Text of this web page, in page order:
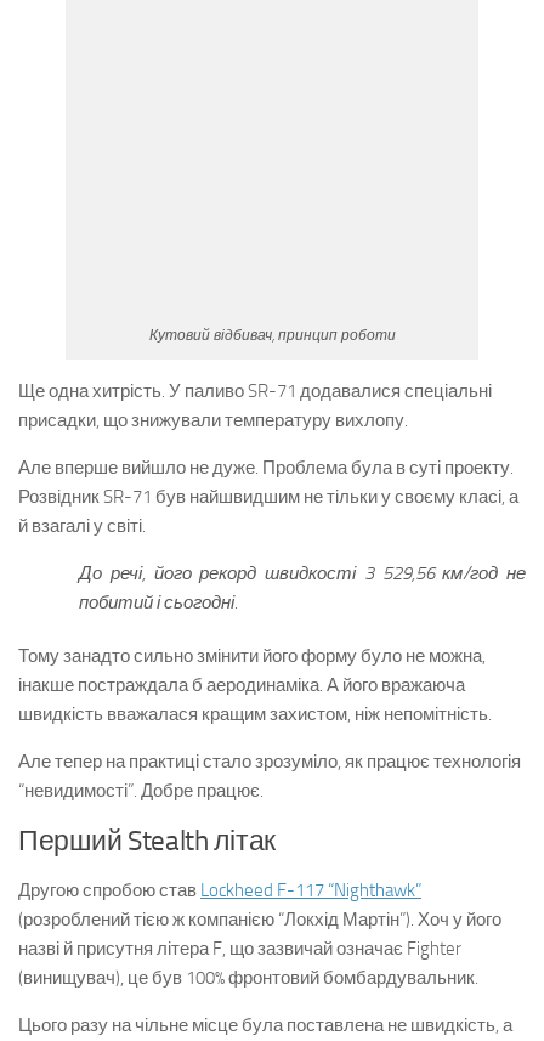
Кутовий відбивач, принцип роботи
Ще одна хитрість. У паливо SR-71 додавалися спеціальні
присадки, що знижували температуру вихлопу.
Але вперше вийшло не дуже. Проблема була в суті проекту.
Розвідник SR-71 був найшвидшим не тільки у своєму класі, а
й взагалі у світі.
До речі, його рекорд швидкості 3 529,56 км/год не
побитий і сьогодні.
Тому занадто сильно змінити його форму було не можна,
інакше постраждала б аеродинаміка. А його вражаюча
швидкість вважалася кращим захистом, ніж непомітність.
Але тепер на практиці стало зрозуміло, як працює технологія
“невидимості”. Добре працює.
Перший Stealth літак
Другою спробою став Lockheed F-117 “Nighthawk”
(розроблений тією ж компанією “Локхід Мартін”). Хоч у його
назві й присутня літера F, що зазвичай означає Fighter
(винищувач), це був 100% фронтовий бомбардувальник.
Цього разу на чільне місце була поставлена не швидкість, а